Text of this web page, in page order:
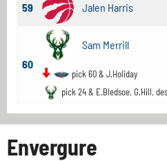
59 Jalen Harris
60
Sam Merrill
pick 60 & J.Holiday
pick 24 & E.Bledsoe, G.Hill,
Envergure